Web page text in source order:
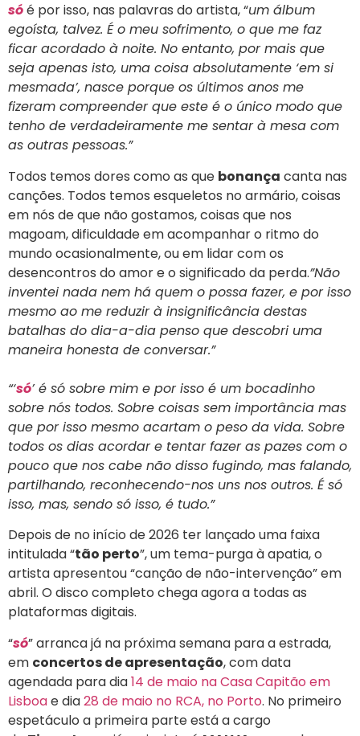
sóé por isso, nas palavras do artista, “um álbum
egoísta, talvez. É o meu sofrimento, o que me faz
ficar acordado à noite. No entanto, por mais que
seja apenas isto, uma coisa absolutamente ‘em si
mesmada’, nasce porque os últimos anos me
fizeram compreender que este é o único modo que
tenho de verdadeiramente me sentar à mesa com
as outras pessoas.”
Todos temos dores como as que bonança canta nas
canções. Todos temos esqueletos no armário, coisas
em nós de que não gostamos, coisas que nos
magoam, dificuldade em acompanhar o ritmo do
mundo ocasionalmente, ou em lidar com os
desencontros do amor e o significado da perda.”Não
inventei nada nem há quem o possa fazer, e por isso
mesmo ao me reduzir à insignificância destas
batalhas do dia-a-dia penso que descobri uma
maneira honesta de conversar.”
“‘só’ é só sobre mim e por isso é um bocadinho
sobre nós todos. Sobre coisas sem importância mas
que por isso mesmo acartam o peso da vida. Sobre
todos os dias acordar e tentar fazer as pazes com o
pouco que nos cabe não disso fugindo, mas falando,
partilhando, reconhecendo-nos uns nos outros. É só
isso, mas, sendo só isso, é tudo.”
Depois de no início de 2026 ter lançado uma faixa
intitulada “tão perto”, um tema-purga à apatia, o
artista apresentou “canção de não-intervenção” em
abril. O disco completo chega agora a todas as
plataformas digitais.
“só” arranca já na próxima semana para a estrada,
em concertos de apresentação, com data
agendada para dia14 de maio na Casa Capitão em
Lisboae dia28 de maio no RCA, no Porto. No primeiro
espetáculo a primeira parte está a cargo